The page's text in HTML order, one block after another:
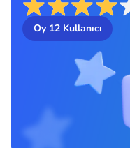
Oy 12Kullanıcı